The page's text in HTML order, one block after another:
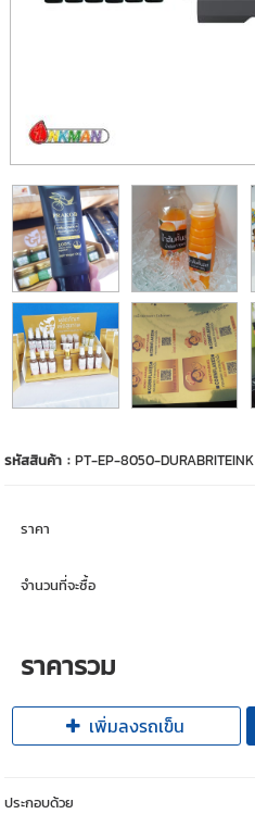
รหัสสินค้า :PT-EP-8050-DURABRITEINK
ราคา
จำนวนที่จะซื้อ
ราคารวม
เพิ่มลงรถเข็น
ประกอบด้วย